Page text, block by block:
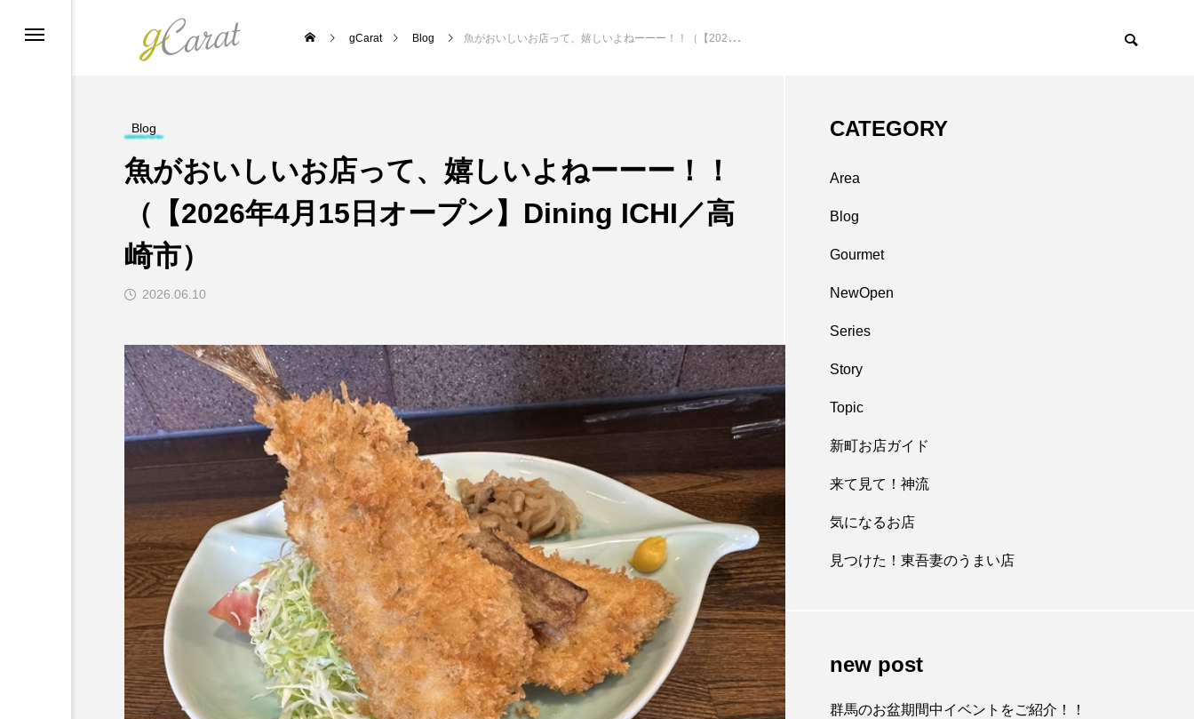
gCarat Blog 魚がおいしいお店って、嬉しいよねーーー！！（【2026年4月15日オープン】Dining ICHI／高崎市）
Blog
魚がおいしいお店って、嬉しいよねーーー！！
（【2026年4月15日オープン】Dining ICHI／高
崎市）
2026.06.10
CATEGORY
Area
Blog
Gourmet
NewOpen
Series
Story
Topic
新町お店ガイド
来て見て！神流
気になるお店
見つけた！東吾妻のうまい店
new post
群馬のお盆期間中イベントをご紹介！！